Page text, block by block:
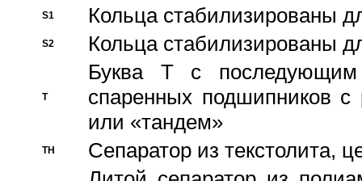
S1 Кольца стабилизированы
S2 Кольца стабилизированы
T
Буква T с
спаренных подшипников
или «тандем»
TH Сепаратор из текстолита,